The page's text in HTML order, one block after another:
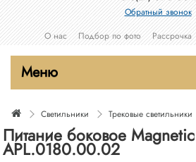
Обратный звонок
О нас
Подбор по фото Рассрочка
Меню
Светильники Трековые светильники
Питание боковое
APL.0180.00.02